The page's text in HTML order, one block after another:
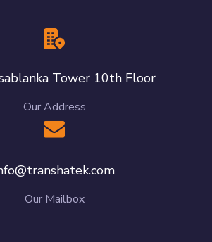
Tower 10th Floor
Our Address
Our Mailbox